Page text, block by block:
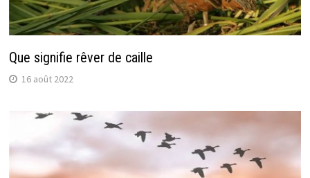
Que signifie rêver de caille
16 août 2022